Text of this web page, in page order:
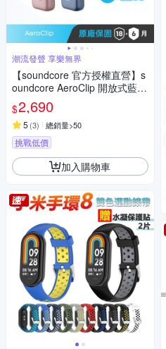
潮流發聲 享樂無界
【soundcore 官方授權直營】s
oundcore AeroClip 開放式藍牙
耳夾耳機
$2,690
5 (3) 總銷量>50
挑戰低價
加入購物車